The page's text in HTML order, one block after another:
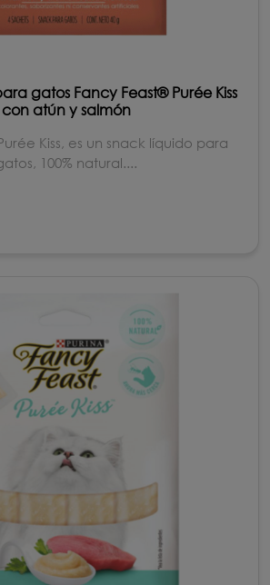
gatos Fancy Feast® Purée Kiss
con atún y salmón
Kiss, es un snack líquido para
100% natural....